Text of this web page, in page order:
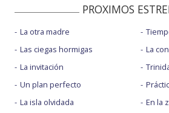
PROXIMOS
La otra madre
Las ciegas hormigas
La invitación
Un plan perfecto
La isla olvidada
La
En la